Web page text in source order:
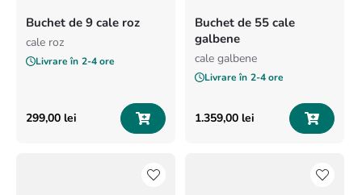
Buchet de 9 cale roz
cale roz
Livrare în 2-4 ore
299,00 lei
Buchet de 55 cale
galbene
cale galbene
Livrare în 2-4 ore
1.359,00 lei